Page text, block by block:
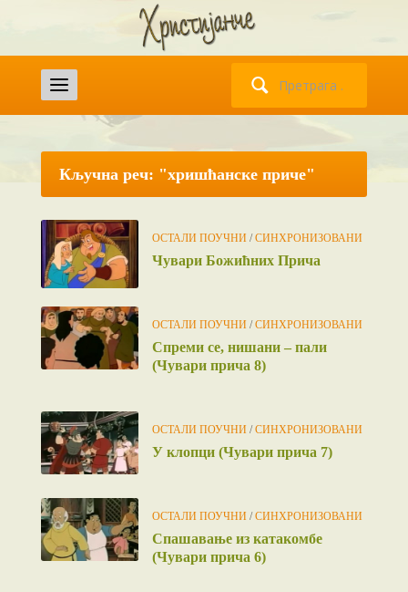
Кључна реч: "хришћанске приче"
ОСТАЛИ ПОУЧНИ /СИНХРОНИЗОВАНИ
Чувари Божићних Прича
ОСТАЛИ ПОУЧНИ /СИНХРОНИЗОВАНИ
Спреми се, нишани – пали
(Чувари прича 8)
ОСТАЛИ ПОУЧНИ /СИНХРОНИЗОВАНИ
У клопци (Чувари прича 7)
ОСТАЛИ ПОУЧНИ /СИНХРОНИЗОВАНИ
Спашавање из катакомбе
(Чувари прича 6)